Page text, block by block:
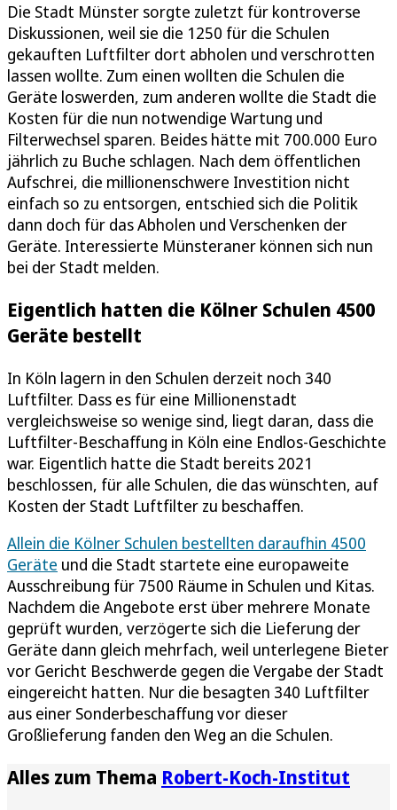
Die Stadt Münster sorgte zuletzt für kontroverse
Diskussionen, weil sie die 1250 für die Schulen
gekauften Luftfilter dort abholen und verschrotten
lassen wollte. Zum einen wollten die Schulen die
Geräte loswerden, zum anderen wollte die Stadt die
Kosten für die nun notwendige Wartung und
Filterwechsel sparen. Beides hätte mit 700.000 Euro
jährlich zu Buche schlagen. Nach dem öffentlichen
Aufschrei, die millionenschwere Investition nicht
einfach so zu entsorgen, entschied sich die Politik
dann doch für das Abholen und Verschenken der
Geräte. Interessierte Münsteraner können sich nun
bei der Stadt melden.
Eigentlich hatten die Kölner Schulen 4500
Geräte bestellt
In Köln lagern in den Schulen derzeit noch 340
Luftfilter. Dass es für eine Millionenstadt
vergleichsweise so wenige sind, liegt daran, dass die
Luftfilter-Beschaffung in Köln eine Endlos-Geschichte
war. Eigentlich hatte die Stadt bereits 2021
beschlossen, für alle Schulen, die das wünschten, auf
Kosten der Stadt Luftfilter zu beschaffen.
Allein die Kölner Schulen bestellten daraufhin 4500
Geräte und die Stadt startete eine europaweite
Ausschreibung für 7500 Räume in Schulen und Kitas.
Nachdem die Angebote erst über mehrere Monate
geprüft wurden, verzögerte sich die Lieferung der
Geräte dann gleich mehrfach, weil unterlegene Bieter
vor Gericht Beschwerde gegen die Vergabe der Stadt
eingereicht hatten. Nur die besagten 340 Luftfilter
aus einer Sonderbeschaffung vor dieser
Großlieferung fanden den Weg an die Schulen.
Alles zum Thema Robert-Koch-Institut